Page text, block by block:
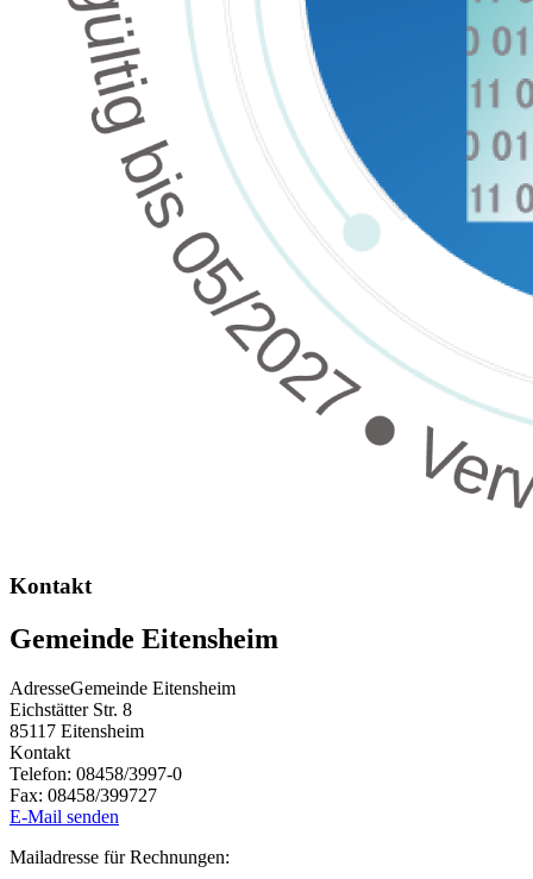
Kontakt
Gemeinde Eitensheim
AdresseGemeinde Eitensheim
Eichstätter Str. 8
85117 Eitensheim
Kontakt
Telefon: 08458/3997-0
Fax: 08458/399727
E-Mail senden
Mailadresse für Rechnungen: